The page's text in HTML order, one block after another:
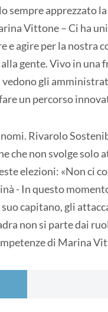
sempre apprezzato
Vittone – Ci ha
e agire per la nostra
alla gente. Vivo in
gli
un percorso
nomi. Rivarolo
che non svolge
elezioni: «Non ci
- In questo
capitano, gli
non si parte dai
di Marina